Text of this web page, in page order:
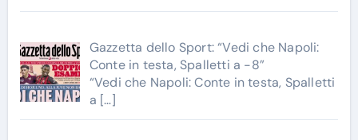
Gazzetta dello Sport: “Vedi che Napoli:
Conte in testa, Spalletti a -8”
“Vedi che Napoli: Conte in testa, Spalletti
a […]